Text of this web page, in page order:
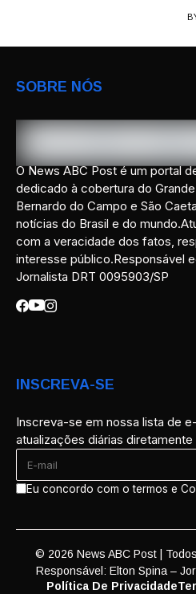
SOBRE NÓS
O News ABC Post é um portal
dedicado à cobertura do
Bernardo do Campo e São
notícias do Brasil e do
com a veracidade dos fatos,
interesse público.Responsável
Jornalista DRT 0095903/SP
INSCREVA-SE
Inscreva-se em nossa lista de
atualizações diárias
Eu concordo com o termos e
© 2026 News ABC Post |
Responsável: Elton Spina –
Política De Privacidade